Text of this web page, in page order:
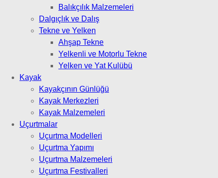
Balıkçılık Malzemeleri
Dalgıçlık ve Dalış
Tekne ve Yelken
Ahşap Tekne
Yelkenli ve Motorlu Tekne
Yelken ve Yat Kulübü
Kayak
Kayakçının Günlüğü
Kayak Merkezleri
Kayak Malzemeleri
Uçurtmalar
Uçurtma Modelleri
Uçurtma Yapımı
Uçurtma Malzemeleri
Uçurtma Festivalleri